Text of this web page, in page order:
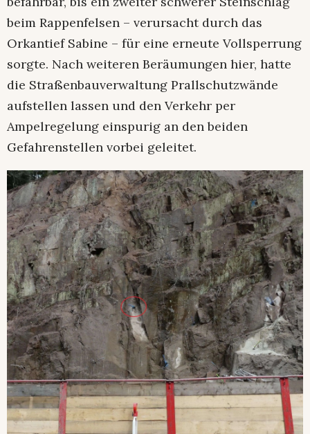
beim Rappenfelsen – verursacht durch das
Orkantief Sabine – für eine erneute Vollsperrung
sorgte. Nach weiteren Beräumungen hier, hatte
die Straßenbauverwaltung Prallschutzwände
aufstellen lassen und den Verkehr per
Ampelregelung einspurig an den beiden
Gefahrenstellen vorbei geleitet.